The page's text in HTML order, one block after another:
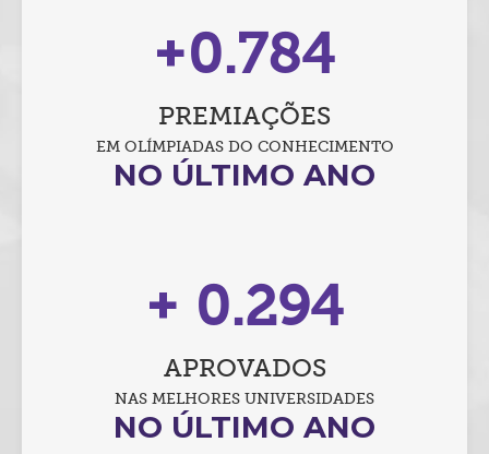
+1.632
PREMIAÇÕES
EM OLÍMPIADAS DO CONHECIMENTO
NO ÚLTIMO ANO
+ 0.612
APROVADOS
NAS MELHORES UNIVERSIDADES
NO ÚLTIMO ANO